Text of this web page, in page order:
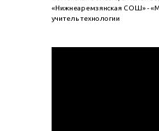
«Нижнеаремзянская СОШ» -
учитель технологии